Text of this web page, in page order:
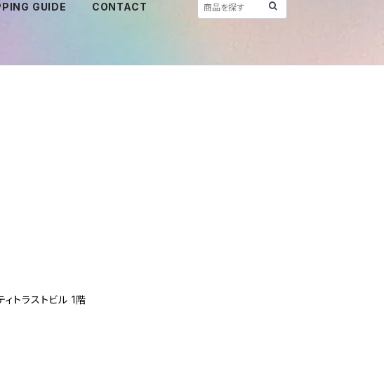
GUIDE CONTACT
トラストビル 1階